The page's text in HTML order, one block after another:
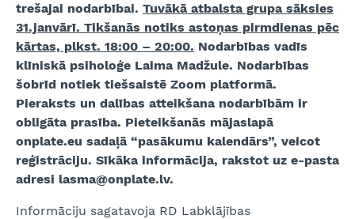
trešajai nodarbībai. Tuvākā atbalsta grupa sāksies
31.janvārī. Tikšanās notiks astoņas pirmdienas pēc
kārtas, plkst. 18:00 – 20:00. Nodarbības vadīs
klīniskā psiholoģe Laima Madžule. Nodarbības
šobrīd notiek tiešsaistē Zoom platformā.
Pieraksts un dalības atteikšana nodarbībām ir
obligāta prasība. Pieteikšanās mājaslapā
onplate.eu sadaļā “pasākumu kalendārs”, veicot
reģistrāciju. Sīkāka informācija, rakstot uz e-pasta
adresi lasma@onplate.lv.
Informāciju sagatavoja RD Labklājības